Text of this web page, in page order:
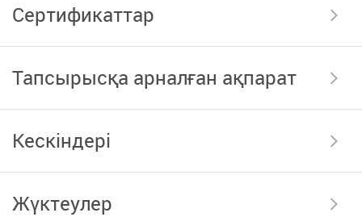
Сертификаттар
Тапсырысқа арналған ақпарат
Кескіндері
Жүктеулер